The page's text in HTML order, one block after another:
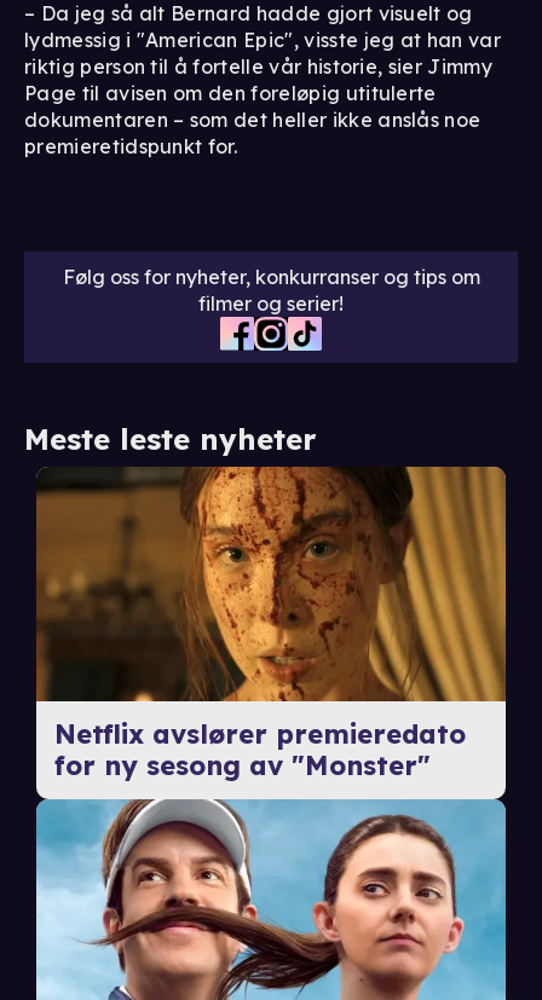
– Da jeg så alt Bernard hadde gjort visuelt og
lydmessig i "American Epic", visste jeg at han var
riktig person til å fortelle vår historie, sier Jimmy
Page til avisen om den foreløpig utitulerte
dokumentaren – som det heller ikke anslås noe
premieretidspunkt for.
Følg oss for nyheter, konkurranser og tips om
filmer og serier!
Meste leste nyheter
Netflix avslører premieredato
for ny sesong av "Monster"